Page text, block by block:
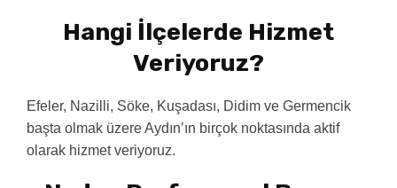
Hangi İlçelerde Hizmet
Veriyoruz?
Efeler, Nazilli, Söke, Kuşadası, Didim ve Germencik
başta olmak üzere Aydın’ın birçok noktasında aktif
olarak hizmet veriyoruz.